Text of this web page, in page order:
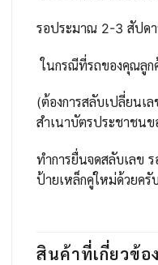
รอประมาณ 2-3 สัปดา
ในกรณีที่รถของคุณลูก
(ต้องการสลับเปลี่ยนเ
สำเนาบัตรประชาชนข
ทำการยื่นจดสลับเลข
ป้ายเหล็กคู่ใหม่ด้วยครั
สินค้าที่เกี่ยวข้อง